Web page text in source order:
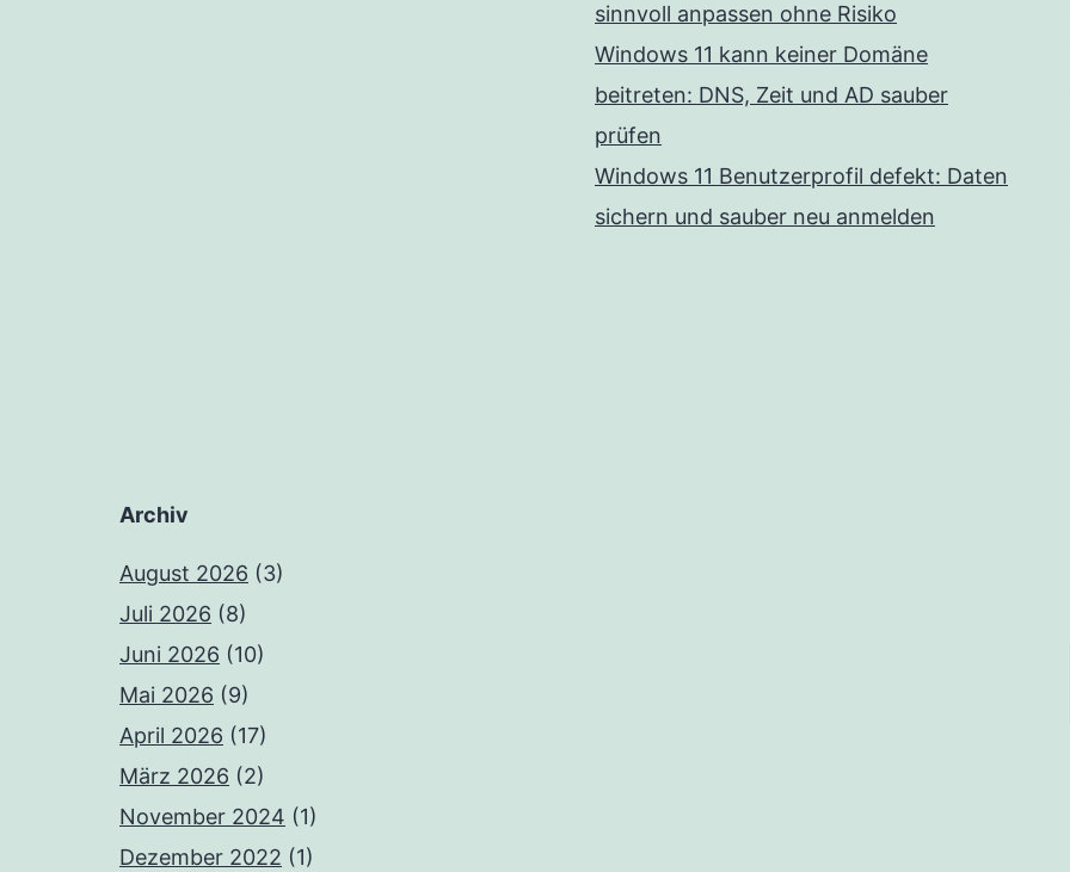
sinnvoll anpassen ohne Risiko
Windows 11 kann keiner Domäne
beitreten: DNS, Zeit und AD sauber
prüfen
Windows 11 Benutzerprofil defekt: Daten
sichern und sauber neu anmelden
Archiv
August 2026 (3)
Juli 2026 (8)
Juni 2026 (10)
Mai 2026 (9)
April 2026 (17)
März 2026 (2)
November 2024 (1)
Dezember 2022 (1)